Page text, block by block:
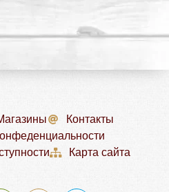
Контакты
Карта сайта